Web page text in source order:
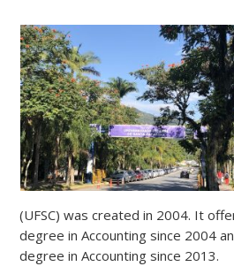
(UFSC) was created in 2004. It
degree in Accounting since 2004
degree in Accounting since 2013.